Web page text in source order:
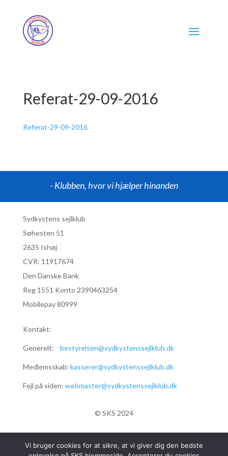
Referat-29-09-2016
Referat-29-09-2016
- Klubben, hvor vi hjælper hinanden
Sydkystens sejlklub
Søhesten 51
2635 Ishøj
CVR: 11917674
Den Danske Bank
Reg 1551 Konto 2390463254
Mobilepay 80999
Kontakt:
Generelt: bestyrelsen@sydkystenssejlklub.dk
Medlemsskab: kasserer@sydkystenssejlklub.dk
Fejl på siden: webmaster@sydkystenssejlklub.dk
© SKS 2024
Vi bruger cookies for at sikre, at vi giver dig den bedste